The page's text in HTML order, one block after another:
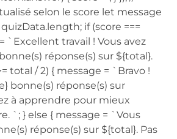
selon le score let message
if (score ===
`Excellent travail ! Vous avez
réponse(s) sur ${total}.
total / 2) { message = `Bravo !
bonne(s) réponse(s) sur
à apprendre pour mieux
`; } else { message = `Vous
réponse(s) sur ${total}. Pas